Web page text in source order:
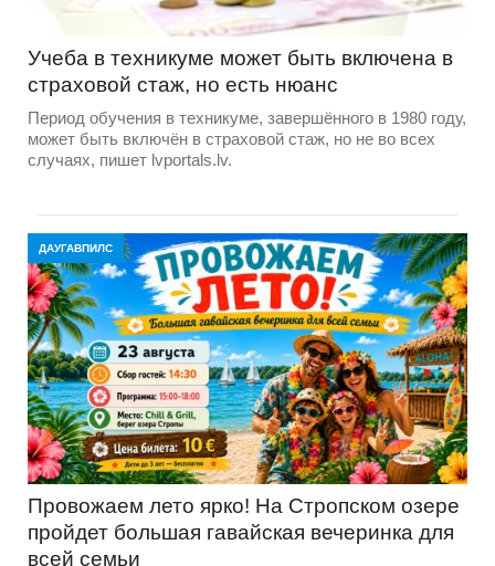
Учеба в техникуме может быть включена в
страховой стаж, но есть нюанс
Период обучения в техникуме, завершённого в 1980 году,
может быть включён в страховой стаж, но не во всех
случаях, пишет lvportals.lv.
ДАУГАВПИЛС
Провожаем лето ярко! На Стропском озере
пройдет большая гавайская вечеринка для
всей семьи